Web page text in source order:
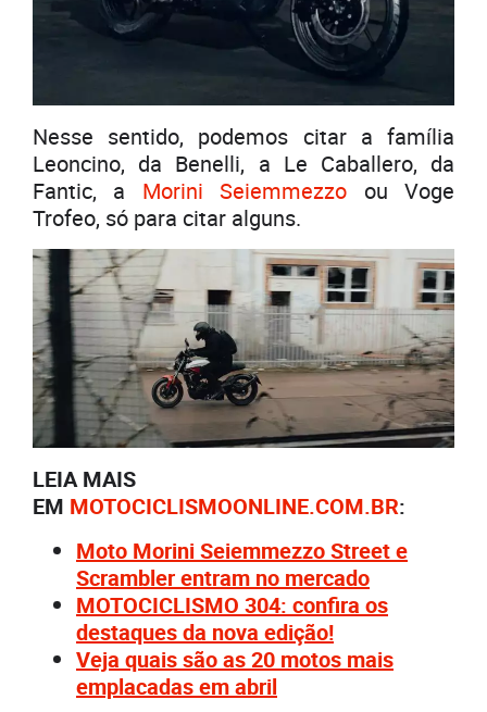
Nesse sentido, podemos citar a família
Leoncino, da Benelli, a Le Caballero, da
Fantic, a Morini Seiemmezzo ou Voge
Trofeo, só para citar alguns.
LEIA MAIS
EM MOTOCICLISMOONLINE.COM.BR:
Moto Morini Seiemmezzo Street e
Scrambler entram no mercado
MOTOCICLISMO 304: confira os
destaques da nova edição!
Veja quais são as 20 motos mais
emplacadas em abril